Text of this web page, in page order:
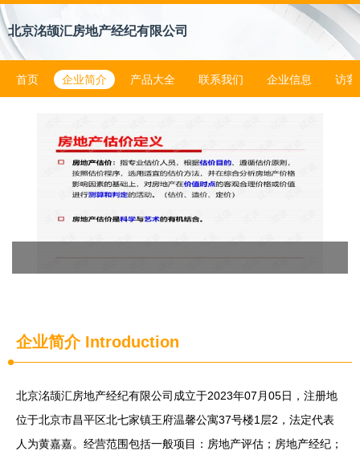
北京洺颉汇房地产经纪有限公司
首页 企业简介 产品大全 联系我们 企业信息 访客
企业简介 Introduction
北京洺颉汇房地产经纪有限公司成立于2023年07月05日，注册地
位于北京市昌平区北七家镇王府温馨公寓37号楼1层2，法定代表
人为黄嘉嘉。经营范围包括一般项目：房地产评估；房地产经纪；